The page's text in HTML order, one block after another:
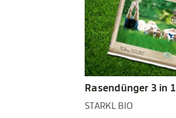
Rasendünger 3 in 1
STARKL BIO